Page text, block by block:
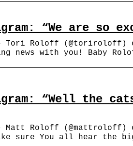
“We are so
– Tori Roloff (@toriroloff)
news with you! Baby
“Well the
– Matt Roloff
sure You all hear the